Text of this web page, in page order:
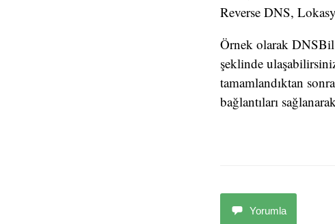
Reverse DNS,
Örnek olarak
şeklinde
tamamlandıktan
bağlantıları
Yorumla